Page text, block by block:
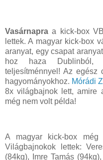
Vasárnapra a kick-box
lettek. A magyar kick-box
aranyat, egy csapat
hoz haza Dublinból,
teljesítménnyel! Az egész
hagyományokhoz. Mórádi
8x világbajnok lett, amire
még nem volt példa!
A magyar kick-box még
Világbajnokok lettek:
(84kg), Imre Tamás